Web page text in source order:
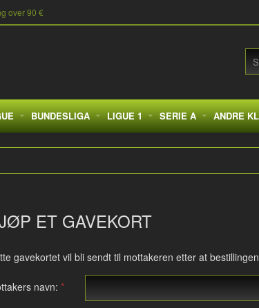
over 90 €
BUNDESLIGA LIGUE 1 SERIE A ANDRE
ET GAVEKORT
gavekortet vil bli sendt til mottakeren etter at
navn: